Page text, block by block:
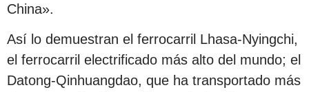
China».
Así lo demuestran el ferrocarril Lhasa-Nyingchi,
el ferrocarril electrificado más alto del mundo; el
Datong-Qinhuangdao, que ha transportado más